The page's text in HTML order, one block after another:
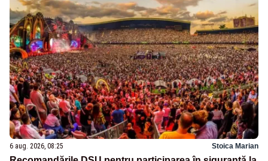
6 aug. 2026, 08:25 Stoica Marian